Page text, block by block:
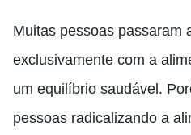
Muitas pessoas passaram
exclusivamente com a
um equilíbrio saudável.
pessoas radicalizando a